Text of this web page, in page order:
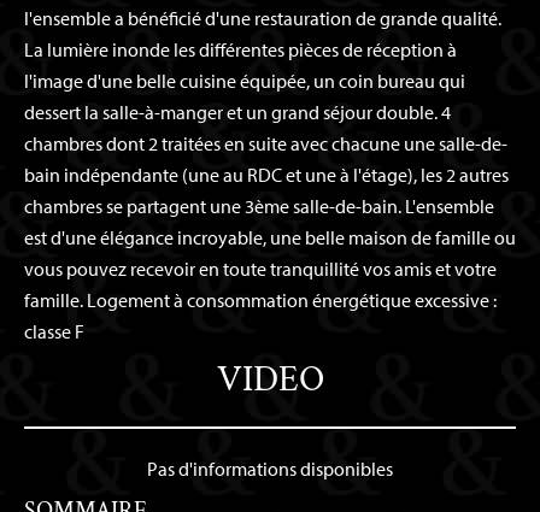
l'ensemble a bénéficié d'une restauration de grande qualité.
La lumière inonde les différentes pièces de réception à
l'image d'une belle cuisine équipée, un coin bureau qui
dessert la salle-à-manger et un grand séjour double. 4
chambres dont 2 traitées en suite avec chacune une salle-de-
bain indépendante (une au RDC et une à l'étage), les 2 autres
chambres se partagent une 3ème salle-de-bain. L'ensemble
est d'une élégance incroyable, une belle maison de famille ou
vous pouvez recevoir en toute tranquillité vos amis et votre
famille. Logement à consommation énergétique excessive :
classe F
VIDEO
Pas d'informations disponibles